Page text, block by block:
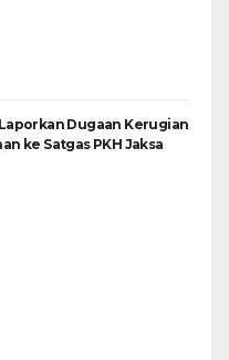
Dugaan Kerugian
ke Satgas PKH Jaksa